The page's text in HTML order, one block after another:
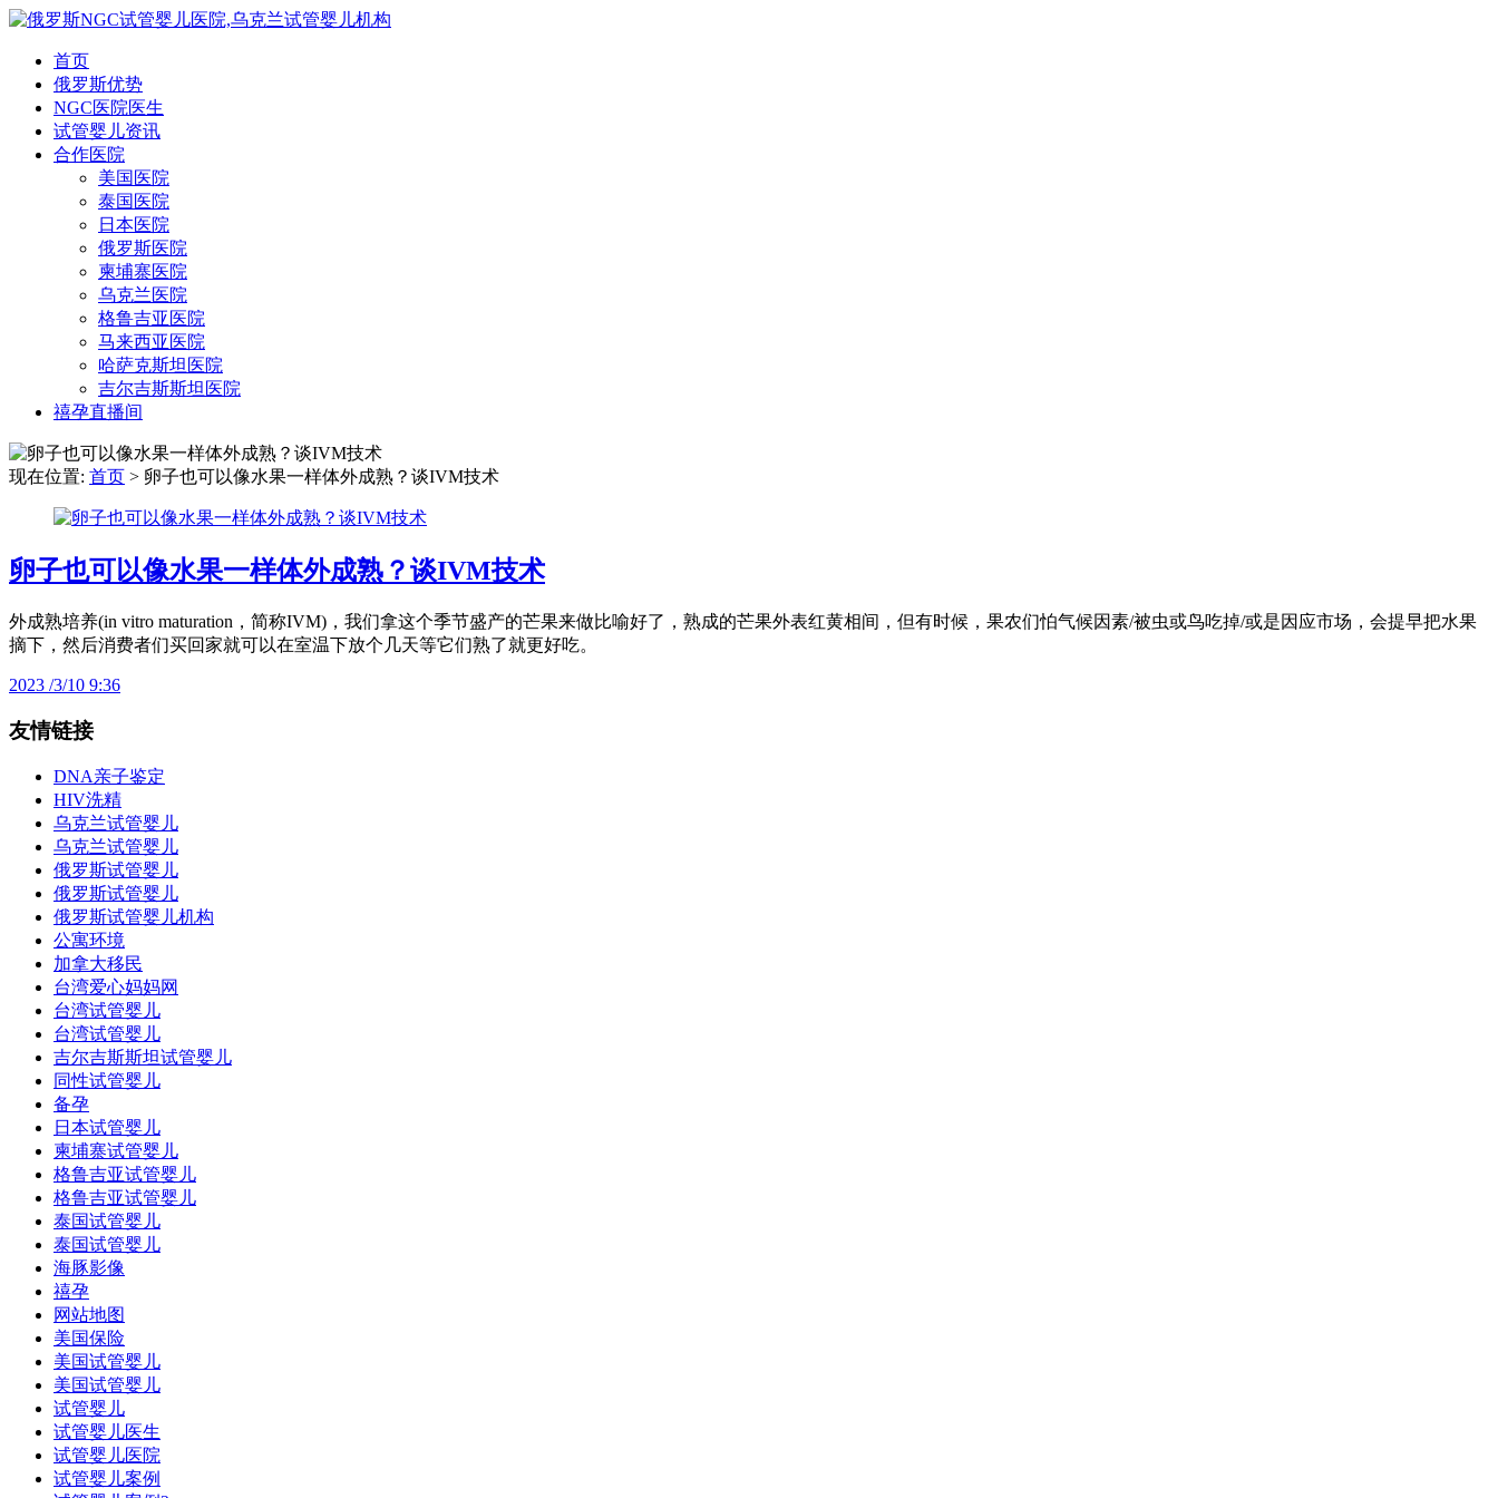
首页
俄罗斯优势
NGC医院医生
试管婴儿资讯
合作医院
美国医院
泰国医院
日本医院
俄罗斯医院
柬埔寨医院
乌克兰医院
格鲁吉亚医院
马来西亚医院
哈萨克斯坦医院
吉尔吉斯斯坦医院
禧孕直播间
现在位置: 首页 > 卵子也可以像水果一样体外成熟？谈IVM技术
卵子也可以像水果一样体外成熟？谈IVM技术
外成熟培养(in vitro maturation，简称IVM)，我们拿这个季节盛产的芒果来做比喻好了，熟成的芒果外表红黄相间，但有时候，果农们怕气候因素/被虫或鸟吃掉/或是因应市场，会提早把水果
摘下，然后消费者们买回家就可以在室温下放个几天等它们熟了就更好吃。
2023 /3/10 9:36
友情链接
DNA亲子鉴定
HIV洗精
乌克兰试管婴儿
乌克兰试管婴儿
俄罗斯试管婴儿
俄罗斯试管婴儿
俄罗斯试管婴儿机构
公寓环境
加拿大移民
台湾爱心妈妈网
台湾试管婴儿
台湾试管婴儿
吉尔吉斯斯坦试管婴儿
同性试管婴儿
备孕
日本试管婴儿
柬埔寨试管婴儿
格鲁吉亚试管婴儿
格鲁吉亚试管婴儿
泰国试管婴儿
泰国试管婴儿
海豚影像
禧孕
网站地图
美国保险
美国试管婴儿
美国试管婴儿
试管婴儿
试管婴儿医生
试管婴儿医院
试管婴儿案例